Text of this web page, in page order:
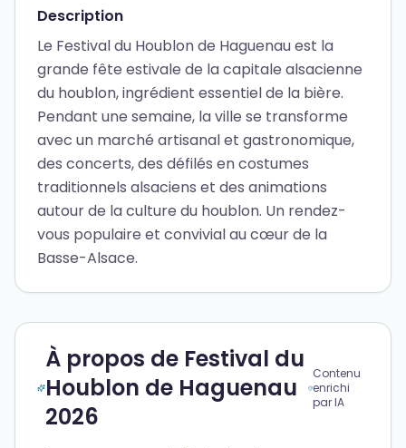
Description
Le Festival du Houblon de Haguenau est la
grande fête estivale de la capitale alsacienne
du houblon, ingrédient essentiel de la bière.
Pendant une semaine, la ville se transforme
avec un marché artisanal et gastronomique,
des concerts, des défilés en costumes
traditionnels alsaciens et des animations
autour de la culture du houblon. Un rendez-
vous populaire et convivial au cœur de la
Basse-Alsace.
À propos de Festival du
Houblon de Haguenau
2026
Contenu
enrichi
par IA